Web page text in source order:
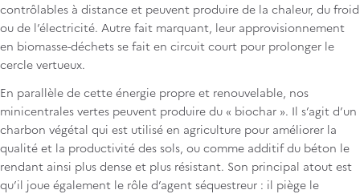
contrôlables à distance et peuvent produire de la chaleur, du froid
ou de l’électricité. Autre fait marquant, leur approvisionnement
en biomasse-déchets se fait en circuit court pour prolonger le
cercle vertueux.
En parallèle de cette énergie propre et renouvelable, nos
minicentrales vertes peuvent produire du « biochar ». Il s’agit d’un
charbon végétal qui est utilisé en agriculture pour améliorer la
qualité et la productivité des sols, ou comme additif du béton le
rendant ainsi plus dense et plus résistant. Son principal atout est
qu’il joue également le rôle d’agent séquestreur : il piège le